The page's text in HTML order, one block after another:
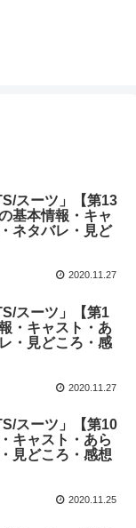
スーツ」【第13
基本情報・キャ
ネタバレ・見ど
2020.11.27
スーツ」【第1
・キャスト・あ
・見どころ・感
2020.11.27
スーツ」【第10
キャスト・あら
見どころ・感想
2020.11.25